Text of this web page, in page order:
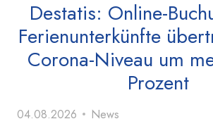
Destatis: Online-
Ferienunterkünfte
Corona-Niveau um
Prozent
04.08.2026 News